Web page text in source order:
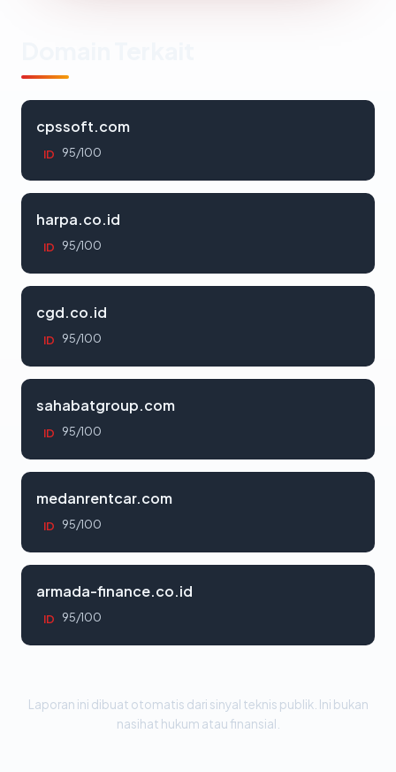
cpssoft.com
ID 95/100
harpa.co.id
ID 95/100
cgd.co.id
ID 95/100
sahabatgroup.com
ID 95/100
medanrentcar.com
ID 95/100
armada-finance.co.id
ID 95/100
Laporan ini dibuat otomatis dari sinyal teknis publik. Ini bukan
nasihat hukum atau finansial.